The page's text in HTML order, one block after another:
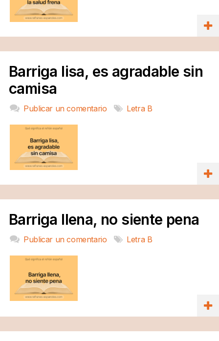
Barriga lisa, es agradable sin
camisa
Publicar un comentario Letra B
Barriga llena, no siente pena
Publicar un comentario Letra B